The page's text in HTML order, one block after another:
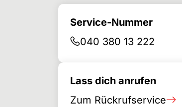
Service-Nummer
040 380 13 222
Lass dich anrufen
Zum Rückrufservice